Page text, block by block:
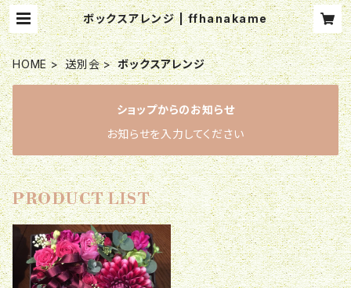
ボックスアレンジ | ffhanakame
HOME 送別会 ボックスアレンジ
ショップからのお知らせ
お知らせを入力してください
PRODUCT LIST